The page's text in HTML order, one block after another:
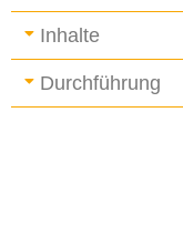
Inhalte
Durchführung